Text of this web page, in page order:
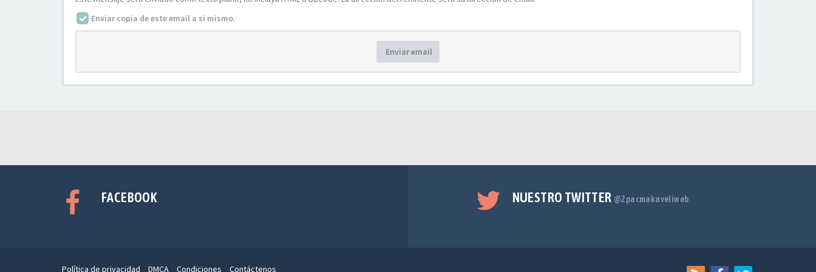
Enviar copia de este email a si mismo.
Enviar email
FACEBOOK NUESTRO TWITTER @2pacmakaveliweb
Política de privacidad DMCA Condiciones Contáctenos